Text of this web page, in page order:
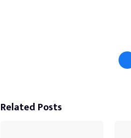
Related Posts